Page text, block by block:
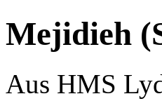
Mejidieh
Aus HMS